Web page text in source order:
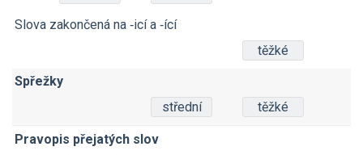
Slova zakončená na ‑icí a ‑ící
těžké
Spřežky
střední
těžké
Pravopis přejatých slov